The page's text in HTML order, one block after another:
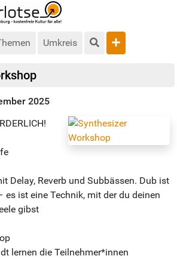
Umkreis
2025
Delay, Reverb und Subbässen. Dub ist
es ist eine Technik, mit der du deinen
gibst
lernen die Teilnehmer*innen